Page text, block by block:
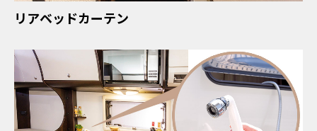
リアベッドカーテン